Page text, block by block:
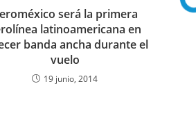
será la primera
latinoamericana en
banda ancha durante el
vuelo
19 junio, 2014